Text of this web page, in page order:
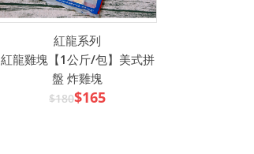
紅龍系列
紅龍雞塊【1公斤/包】美式拼
盤 炸雞塊
$180$165